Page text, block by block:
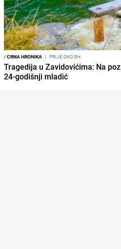
/CRNA HRONIKA I PRIJE OKO 8H
Tragedija u Zavidovićima: Na
24-godišnji mladić